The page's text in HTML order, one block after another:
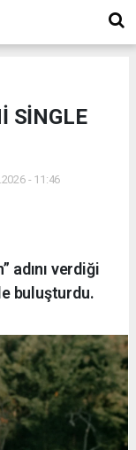
SİNGLE
- 11:46
adını verdiği
buluşturdu.